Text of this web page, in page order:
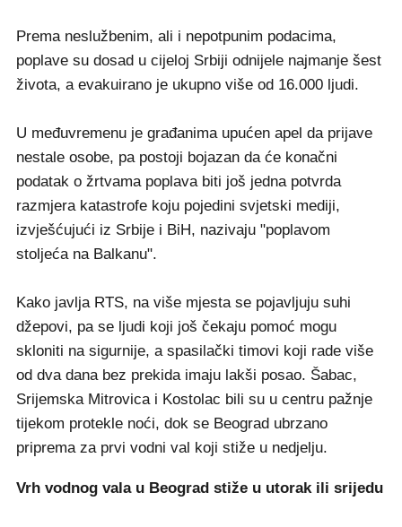
Prema neslužbenim, ali i nepotpunim podacima,
poplave su dosad u cijeloj Srbiji odnijele najmanje šest
života, a evakuirano je ukupno više od 16.000 ljudi.
U međuvremenu je građanima upućen apel da prijave
nestale osobe, pa postoji bojazan da će konačni
podatak o žrtvama poplava biti još jedna potvrda
razmjera katastrofe koju pojedini svjetski mediji,
izvješćujući iz Srbije i BiH, nazivaju "poplavom
stoljeća na Balkanu".
Kako javlja RTS, na više mjesta se pojavljuju suhi
džepovi, pa se ljudi koji još čekaju pomoć mogu
skloniti na sigurnije, a spasilački timovi koji rade više
od dva dana bez prekida imaju lakši posao. Šabac,
Srijemska Mitrovica i Kostolac bili su u centru pažnje
tijekom protekle noći, dok se Beograd ubrzano
priprema za prvi vodni val koji stiže u nedjelju.
Vrh vodnog vala u Beograd stiže u utorak ili srijedu